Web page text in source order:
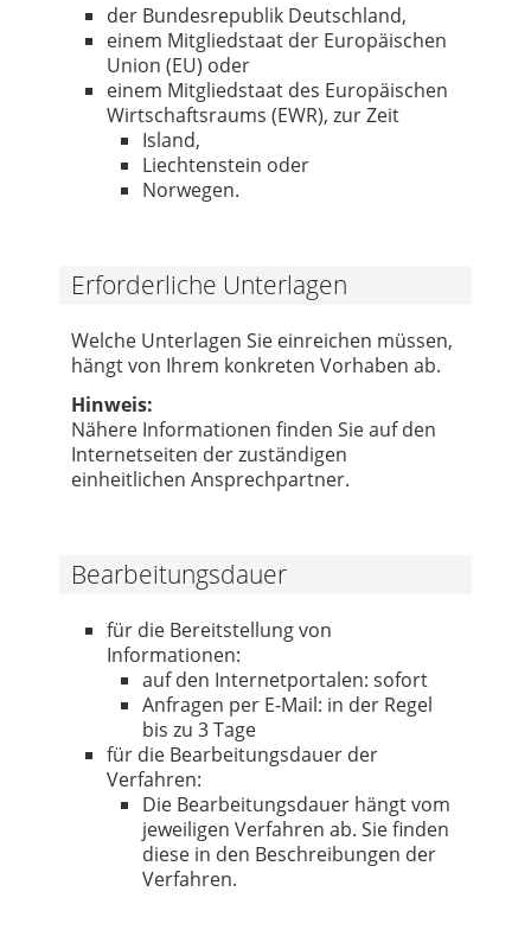
der Bundesrepublik Deutschland,
einem Mitgliedstaat der Europäischen
Union (EU) oder
einem Mitgliedstaat des Europäischen
Wirtschaftsraums (EWR), zur Zeit
Island,
Liechtenstein oder
Norwegen.
Erforderliche Unterlagen
Welche Unterlagen Sie einreichen müssen,
hängt von Ihrem konkreten Vorhaben ab.
Hinweis:
Nähere Informationen finden Sie auf den
Internetseiten der zuständigen
einheitlichen Ansprechpartner.
Bearbeitungsdauer
für die Bereitstellung von
Informationen:
auf den Internetportalen: sofort
Anfragen per E-Mail: in der Regel
bis zu 3 Tage
für die Bearbeitungsdauer der
Verfahren:
Die Bearbeitungsdauer hängt vom
jeweiligen Verfahren ab. Sie finden
diese in den Beschreibungen der
Verfahren.